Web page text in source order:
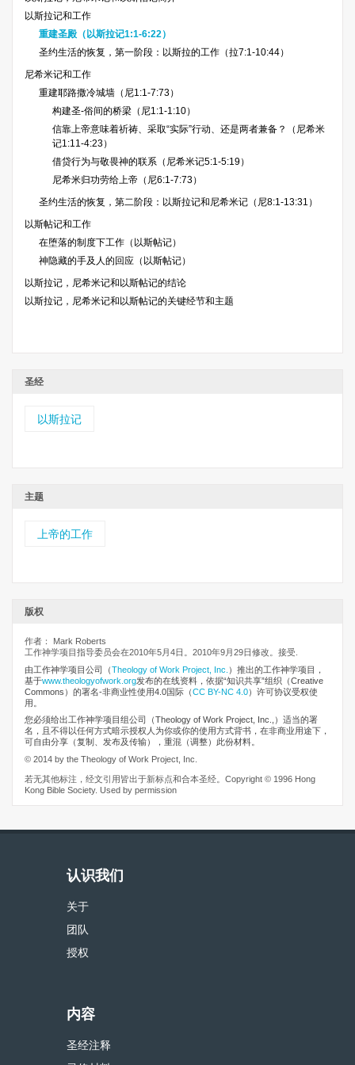
以斯拉记和工作
重建圣殿（以斯拉记1:1-6:22）
圣约生活的恢复，第一阶段：以斯拉的工作（拉7:1-10:44）
尼希米记和工作
重建耶路撒冷城墙（尼1:1-7:73）
构建圣-俗间的桥梁（尼1:1-1:10）
信靠上帝意味着祈祷、采取“实际”行动、还是两者兼备？（尼希米
记1:11-4:23）
借贷行为与敬畏神的联系（尼希米记5:1-5:19）
尼希米归功劳给上帝（尼6:1-7:73）
圣约生活的恢复，第二阶段：以斯拉记和尼希米记（尼8:1-13:31）
以斯帖记和工作
在堕落的制度下工作（以斯帖记）
神隐藏的手及人的回应（以斯帖记）
以斯拉记，尼希米记和以斯帖记的结论
以斯拉记，尼希米记和以斯帖记的关键经节和主题
圣经
以斯拉记
主题
上帝的工作
版权
作者： Mark Roberts
工作神学项目指导委员会在2010年5月4日。2010年9月29日修改。接受.
由工作神学项目公司
（Theology of Work Project, Inc. ）推出的工作神学项目，
基于www.theologyofwork.org发布的在线资料，依据“知识共享”组织（Creative
Commons）的署名-非商业性使用4.0国际（CC BY-NC 4.0）许可协议受权使
用。
您必须给出工作神学项目组公司（Theology of Work Project, Inc.,）适当的署
名，且不得以任何方式暗示授权人为你或你的使用方式背书，在非商业用途下，
可自由分享（复制、发布及传输），重混（调整）此份材料。
© 2014 by the Theology of Work Project, Inc.
若无其他标注，经文引用皆出于新标点和合本圣经。Copyright © 1996 Hong
Kong Bible Society. Used by permission
认识我们
关于
团队
授权
内容
圣经注释